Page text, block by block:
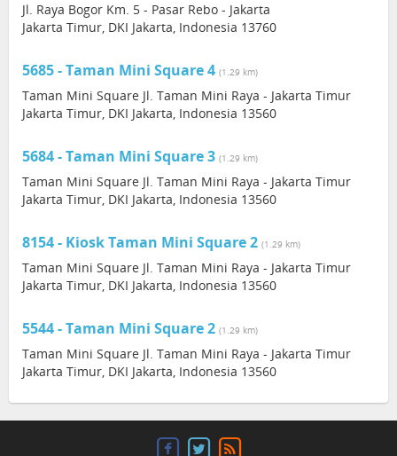
Jl. Raya Bogor Km. 5 - Pasar Rebo - Jakarta
Jakarta Timur, DKI Jakarta, Indonesia 13760
5685 - Taman Mini Square 4 (1.29 km)
Taman Mini Square Jl. Taman Mini Raya - Jakarta Timur
Jakarta Timur, DKI Jakarta, Indonesia 13560
5684 - Taman Mini Square 3 (1.29 km)
Taman Mini Square Jl. Taman Mini Raya - Jakarta Timur
Jakarta Timur, DKI Jakarta, Indonesia 13560
8154 - Kiosk Taman Mini Square 2 (1.29 km)
Taman Mini Square Jl. Taman Mini Raya - Jakarta Timur
Jakarta Timur, DKI Jakarta, Indonesia 13560
5544 - Taman Mini Square 2 (1.29 km)
Taman Mini Square Jl. Taman Mini Raya - Jakarta Timur
Jakarta Timur, DKI Jakarta, Indonesia 13560